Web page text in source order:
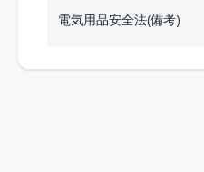
電気用品安全法(備考)